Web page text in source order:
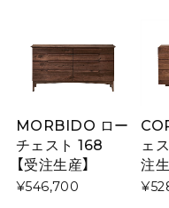
MORBIDO ロー
チェスト 168
【受注生産】
¥546,700
ェ
注生